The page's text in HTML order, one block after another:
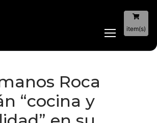
item(s)
Roca
“cocina y